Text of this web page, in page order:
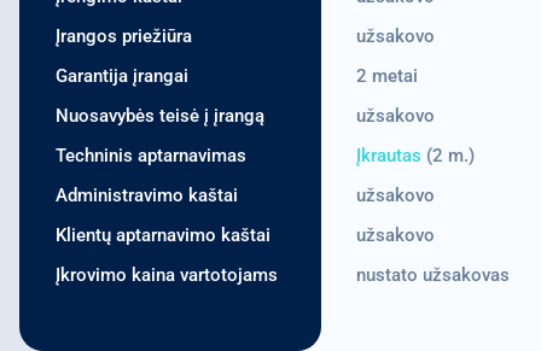
Įrangos priežiūra
Garantija įrangai
Nuosavybės teisė į įrangą
Techninis aptarnavimas
Administravimo kaštai
Klientų aptarnavimo kaštai
Įkrovimo kaina vartotojams
užsakovo
2 metai
užsakovo
Įkrautas (2 m.)
užsakovo
užsakovo
nustato užsakovas